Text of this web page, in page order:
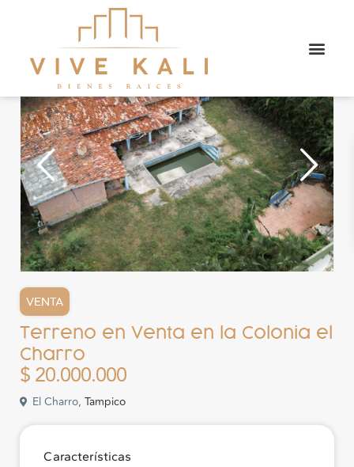
VENTA
Terreno en Venta en la Colonia el
Charro
$ 20.000.000
El Charro, Tampico
Características